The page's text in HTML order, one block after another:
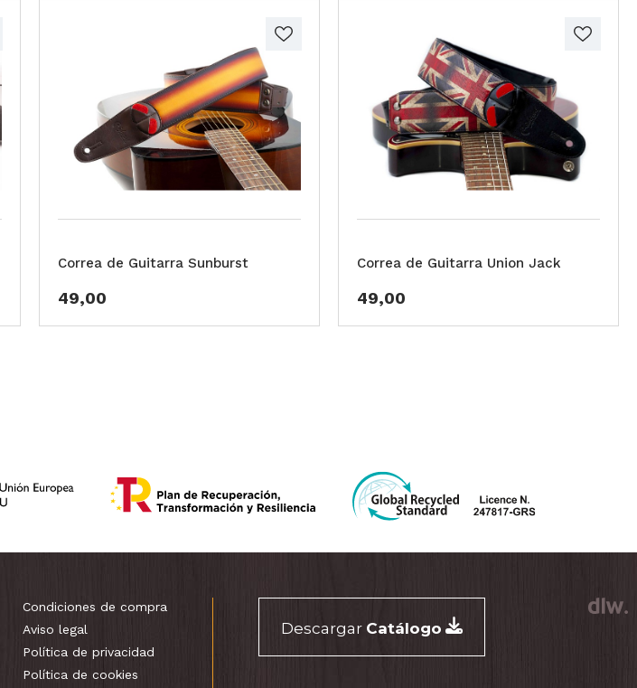
Correa de Guitarra Sunburst
49,00
Correa de Guitarra Union Jack
49,00
Condiciones de compra
Aviso legal
Política de privacidad
Política de cookies
Descargar Catálogo